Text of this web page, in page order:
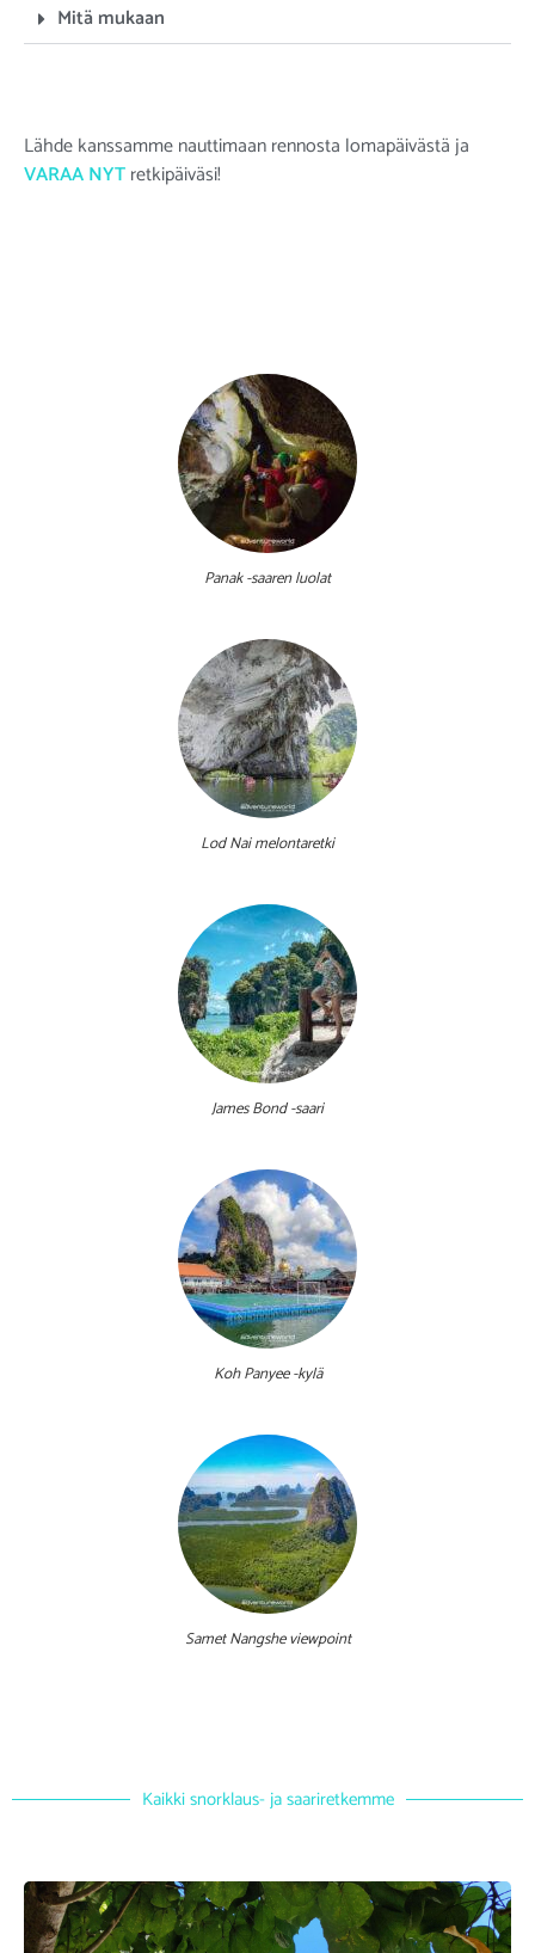
Mitä mukaan
Lähde kanssamme nauttimaan rennosta lomapäivästä ja
VARAA NYTretkipäiväsi!
Panak -saaren luolat
Lod Nai melontaretki
James Bond -saari
Koh Panyee -kylä
Samet Nangshe viewpoint
Kaikki snorklaus- ja saariretkemme